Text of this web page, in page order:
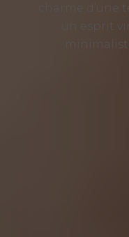
charme d’une
un esprit